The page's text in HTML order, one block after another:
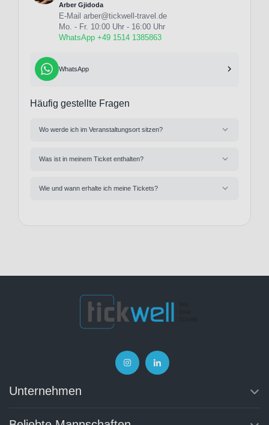
Arber Gjidoda
E-Mail arber@tickwell-travel.de
Mo. - Fr. 10:00 Uhr - 16:00 Uhr
WhatsApp +49 1514 1385863
WhatsApp
Häufig gestellte Fragen
Wo werde ich im Veranstaltungsort sitzen?
Was ist in meinem Ticket enthalten?
Wie und wann erhalte ich meine Tickets?
Unternehmen